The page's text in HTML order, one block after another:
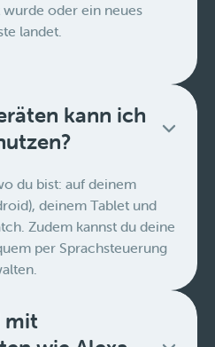
oder ein neues
landet.
kann ich
du bist: auf deinem
deinem Tablet und
Zudem kannst du deine
per Sprachsteuerung
mit